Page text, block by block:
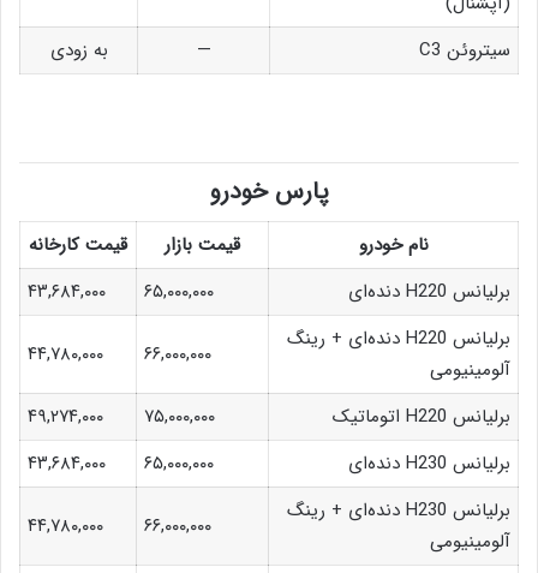
سیتروئن C3 — به زودی
پارس خودرو
نام خودرو قیمت بازار
قیمت کارخانه
برلیانس H220 دنده‌ای
۶۵,۰۰۰,۰۰۰
۴۳,۶۸۴,۰۰۰
برلیانس H220 دنده‌ای + رینگ
آلومینیومی
۶۶,۰۰۰,۰۰۰ ۴۴,۷۸۰,۰۰۰
برلیانس H220 اتوماتیک ۷۵,۰۰۰,۰۰۰
۴۹,۲۷۴,۰۰۰
برلیانس H230 دنده‌ای
۶۵,۰۰۰,۰۰۰
۴۳,۶۸۴,۰۰۰
برلیانس H230 دنده‌ای + رینگ
آلومینیومی
۶۶,۰۰۰,۰۰۰ ۴۴,۷۸۰,۰۰۰